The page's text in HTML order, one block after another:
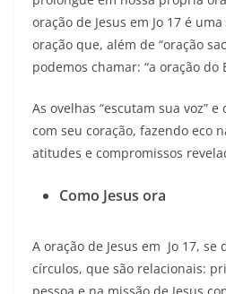
oração de Jesus em Jo 17 é
oração que, além de “oração
podemos chamar: “a oração do
As ovelhas “escutam sua voz”
com seu coração, fazendo eco
atitudes e compromissos
Como Jesus ora
A oração de Jesus em Jo 17, se
círculos, que são relacionais: